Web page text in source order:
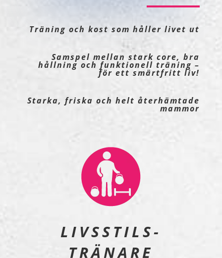
Träning och kost som håller livet ut
Samspel mellan stark core, bra
hållning och funktionell träning –
för ett smärtfritt liv!
Starka, friska och helt återhämtade
mammor
LIVSSTILS-
TRÄNARE